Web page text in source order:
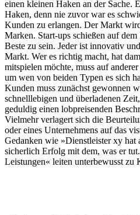
einen kleinen Haken an der Sache.
Haken, denn nie zuvor war es
Kunden zu erlangen. Der Markt
Marken. Start-ups schießen auf
Beste zu sein. Jeder ist innovativ
Markt. Wer es richtig macht, hat
mitspielen möchte, muss auf
um wen von beiden Typen es sich
Kunden muss zunächst gewonnen
schnelllebigen und überladenen
geduldig einen lobpreisenden
Vielmehr verlagert sich die
oder eines Unternehmens auf das
Gedanken wie »Dienstleister xy hat
sicherlich Erfolg mit dem, was er
Leistungen« leiten unterbewusst zu